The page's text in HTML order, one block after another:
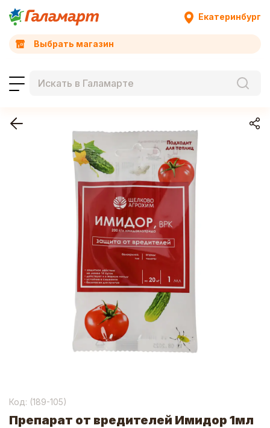
Екатеринбург
Выбрать магазин
Код: (189-105)
Препарат от вредителей Имидор 1мл